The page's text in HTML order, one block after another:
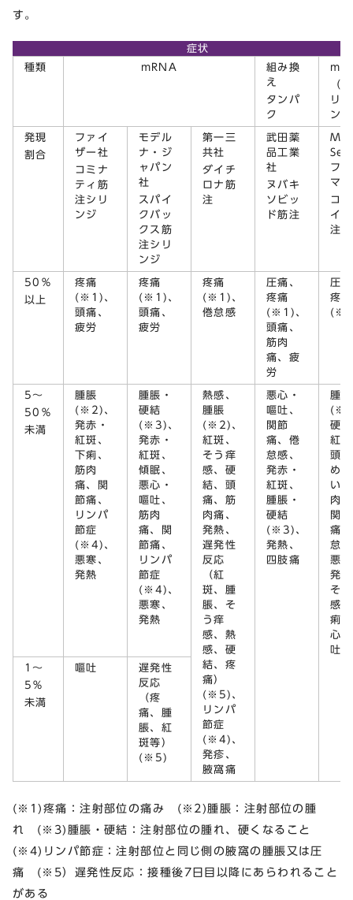
す。
症状
種類
mRNA
組み換
え
タンパ
ク
（
リコ
ン）
発現
割合
ファイ
ザー社
コミナ
ティ筋
注シリ
ンジ
モデル
ナ・ジ
ャパン
社
スパイ
クバッ
クス筋
注シリ
ンジ
第一三
共社
ダイチ
ロナ筋
注
武田薬
品工業
社
ヌバキ
ソビッ
ド筋注
フ
マ社
コ
イ
注用
50％
以上
疼痛
(※1)、
頭痛、
疲労
疼痛
(※1)、
頭痛、
疲労
疼痛
(※1)、
倦怠感
圧痛、
疼痛
(※1)、
頭痛、
筋肉
痛、疲
労
圧
疼痛
5～
50％
未満
腫脹
(※2)、
発赤・
紅斑、
下痢、
筋肉
痛、関
節痛、
リンパ
節症
(※4)、
悪寒、
発熱
腫脹・
硬結
(※3)、
発赤・
紅斑、
傾眠、
悪心・
嘔吐、
筋肉
痛、関
節痛、
リンパ
節症
(※4)、
悪寒、
発熱
熱感、
腫脹
(※2)、
紅斑、
そう痒
感、硬
結、頭
痛、筋
肉痛、
発熱、
遅発性
反応
（紅
斑、腫
脹、そ
う痒
感、熱
感、硬
結、疼
痛）
(※5)、
リンパ
節症
(※4)、
発疹、
腋窩痛
悪心・
嘔吐、
関節
痛、倦
怠感、
発赤・
紅斑、
腫脹・
硬結
(※3)、
発熱、
四肢痛
腫脹
硬
紅
頭
めま
い
肉
関節
痛
怠
悪
発
そ
感
痢
心
吐
1～
5％
未満
嘔吐
遅発性
反応
（疼
痛、腫
脹、紅
斑等）
(※5)
(※1)疼痛：注射部位の痛み (※2)腫脹：注射部位の腫
れ (※3)腫脹・硬結：注射部位の腫れ、硬くなること
(※4)リンパ節症：注射部位と同じ側の腋窩の腫脹又は圧
痛 (※5）遅発性反応：接種後7日目以降にあらわれること
がある